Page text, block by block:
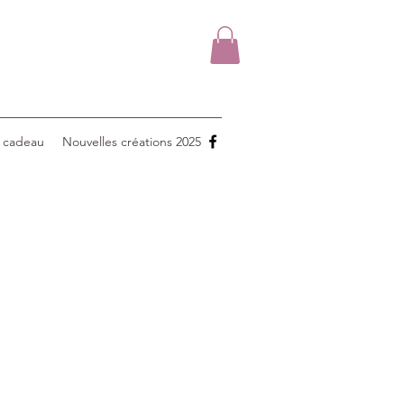
Nouvelles créations 2025